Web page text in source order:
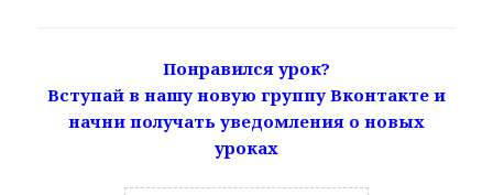
Понравился урок?
Вступай в нашу новую группу Вконтакте и
начни получать уведомления о новых
уроках